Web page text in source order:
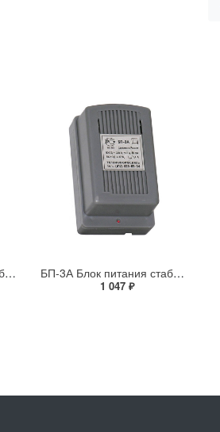
БП-1А Блок питания стабилизированный БП-3А Блок питания стабилизированный
1 047 ₽